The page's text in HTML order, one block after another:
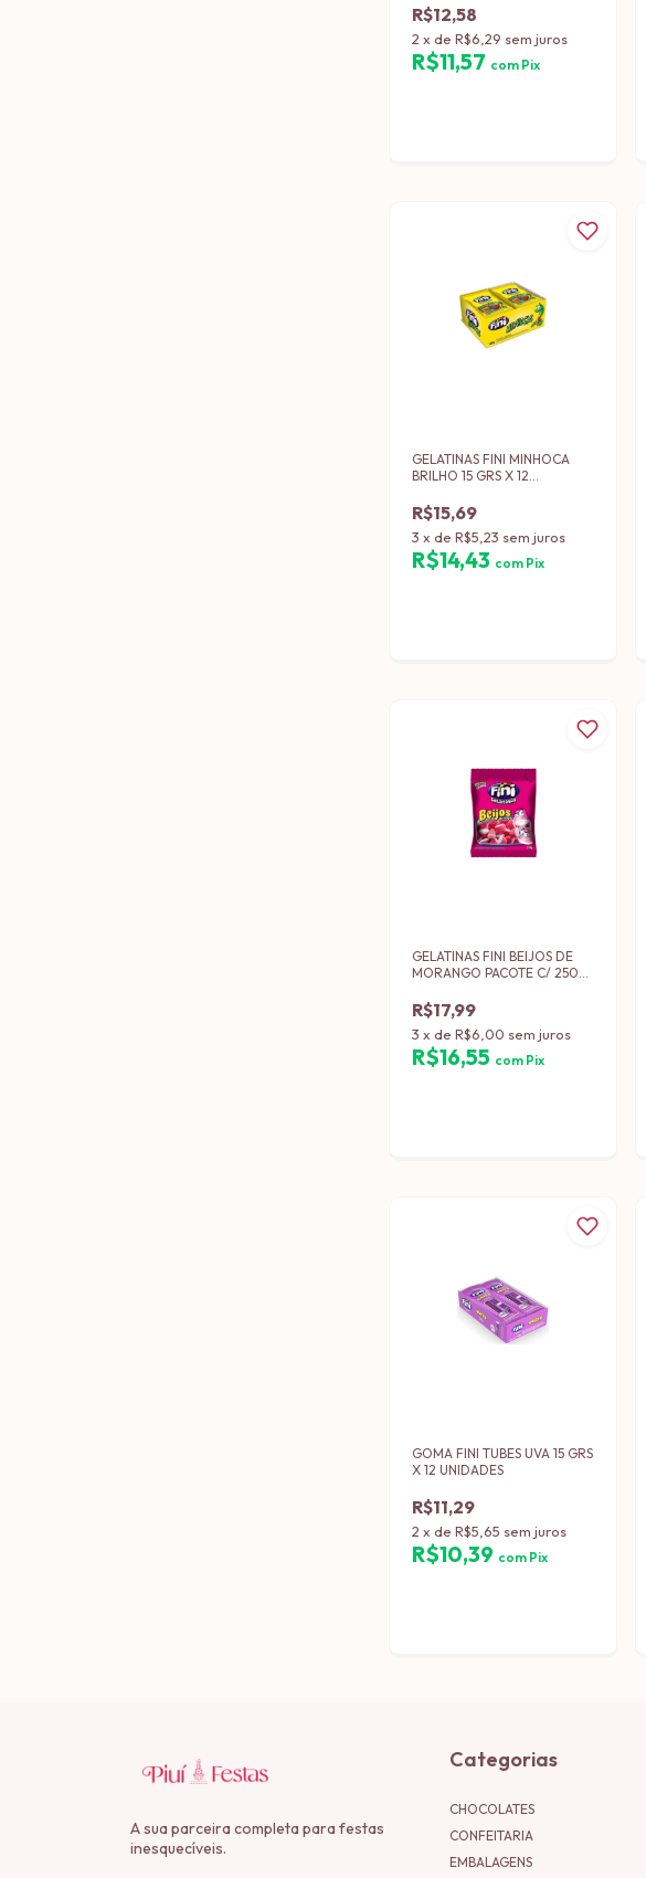
R$12,58
2 x deR$6,29 sem juros
R$11,57 com Pix
GELATINAS FINI MINHOCA
BRILHO 15 GRS X 12
R$15,69
3 x deR$5,23 sem juros
R$14,43 com Pix
GELATINAS FINI BEIJOS DE
MORANGO PACOTE C/ 250
R$17,99
3 x deR$6,00 sem juros
R$16,55 com Pix
GOMA FINI TUBES UVA 15 GRS
X 12 UNIDADES
R$11,29
2 x deR$5,65 sem juros
R$10,39 com Pix
A sua parceira completa para festas
inesquecíveis.
Categorias
CHOCOLATES
CONFEITARIA
EMBALAGENS